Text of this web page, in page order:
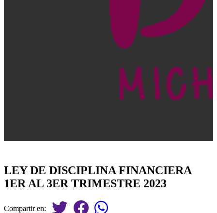
LEY DE DISCIPLINA FINANCIERA
1ER AL 3ER TRIMESTRE 2023
Compartir en: